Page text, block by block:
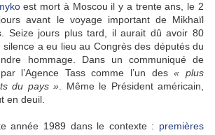
est mort à Moscou il y a trente ans, le 2
avant le voyage important de Mikhaïl
Seize jours plus tard, il aurait dû avoir 80
a eu lieu au Congrès des députés du
hommage. Dans un communiqué de
l’Agence Tass comme l’un des« plus
du pays » . Même le Président américain,
en deuil.
année 1989 dans le contexte : premières